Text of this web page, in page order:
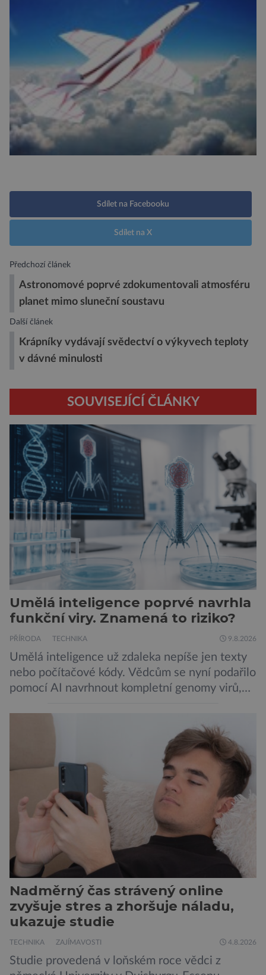
Sdílet na Facebooku
Sdílet na X
Předchozí článek
Astronomové poprvé zdokumentovali atmosféru
planet mimo sluneční soustavu
Další článek
Krápníky vydávají svědectví o výkyvech teploty
v dávné minulosti
SOUVISEJÍCÍ ČLÁNKY
Umělá inteligence poprvé navrhla
funkční viry. Znamená to riziko?
PŘÍRODA TECHNIKA 9.8.2026
Umělá inteligence už zdaleka nepíše jen texty
nebo počítačové kódy. Vědcům se nyní podařilo
pomocí AI navrhnout kompletní genomy virů,
Takový postup není samoúčelný, protože by
mohl pomoci v boji proti bakteriím odolným
vůči antibiotikům, současně však otevírá nové
otázky biologické bezpečnosti. Výzkumníci ze
Stanfordovy univerzity a Arc Institute […]
Nadměrný čas strávený online
zvyšuje stres a zhoršuje náladu,
ukazuje studie
TECHNIKA ZAJÍMAVOSTI 4.8.2026
Studie provedená v loňském roce vědci z